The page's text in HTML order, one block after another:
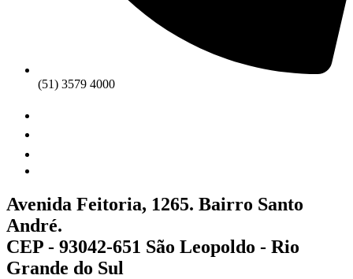
(51) 3579 4000
Avenida Feitoria, 1265. Bairro Santo
André.
CEP - 93042-651 São Leopoldo - Rio
Grande do Sul